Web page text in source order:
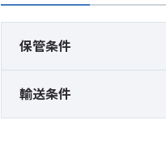
保管条件
輸送条件